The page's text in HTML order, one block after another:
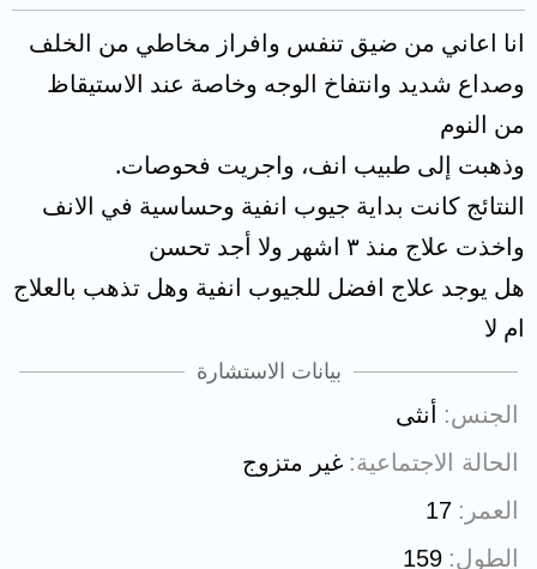
انا اعاني من ضيق تنفس وافراز مخاطي من الخلف
وصداع شديد وانتفاخ الوجه وخاصة عند الاستيقاظ
من النوم
وذهبت إلى طبيب انف، واجريت فحوصات.
النتائج كانت بداية جيوب انفية وحساسية في الانف
واخذت علاج منذ ٣ اشهر ولا أجد تحسن
هل يوجد علاج افضل للجيوب انفية وهل تذهب بالعلاج
ام لا
بيانات الاستشارة
الجنس
أنثى
الحالة الاجتماعية غير متزوج
العمر
17
الطول 159